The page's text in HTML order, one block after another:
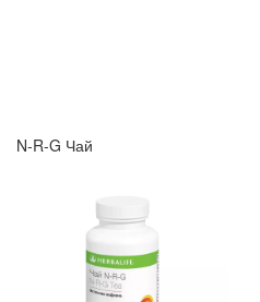
N-R-G Чай